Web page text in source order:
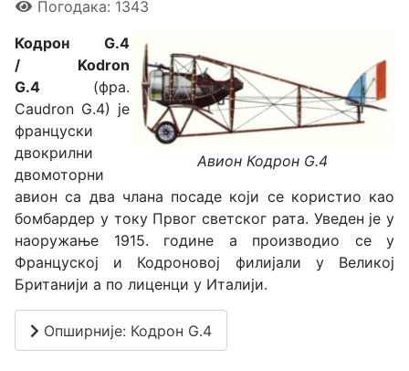
Погодака: 1343
Авион Кодрон G.4
Кодрон G.4
/ Kodron
G.4 (фра.
Caudron G.4) је
француски
двокрилни
двомоторни
авион са два члана посаде који се користио као
бомбардер у току Првог светског рата. Уведен је у
наоружање 1915. године а производио се у
Француској и Кодроновој филијали у Великој
Британији а по лиценци у Италији.
Опширније: Кодрон G.4